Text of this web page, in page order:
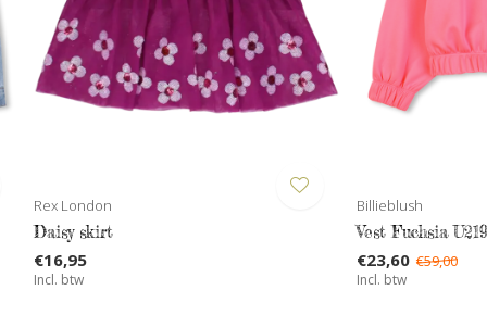
Rex London
Daisy skirt
€16,95
Incl. btw
Billieblush
Vest Fuchsia
€23,60 €59,00
Incl. btw